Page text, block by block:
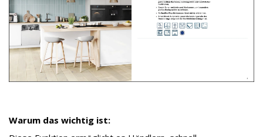
Warum das wichtig ist: